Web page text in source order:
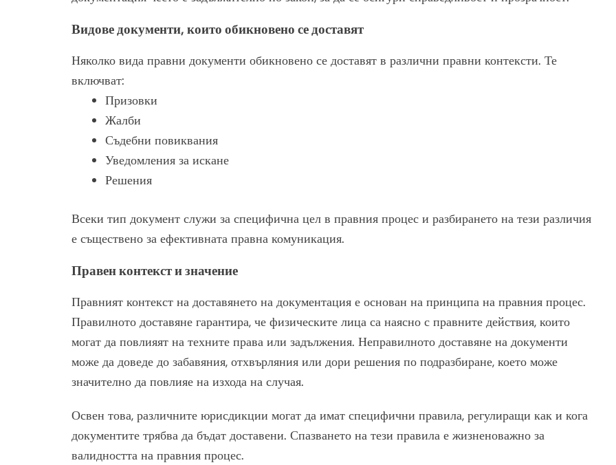
Видове документи, които обикновено се доставят
Няколко вида правни документи обикновено се доставят в различни правни контексти. Те
включват:
Призовки
Жалби
Съдебни повиквания
Уведомления за искане
Решения
Всеки тип документ служи за специфична цел в правния процес и разбирането на тези различия
е съществено за ефективната правна комуникация.
Правен контекст и значение
Правният контекст на доставянето на документация е основан на принципа на правния процес.
Правилното доставяне гарантира, че физическите лица са наясно с правните действия, които
могат да повлияят на техните права или задължения. Неправилното доставяне на документи
може да доведе до забавяния, отхвърляния или дори решения по подразбиране, което може
значително да повлияе на изхода на случая.
Освен това, различните юрисдикции могат да имат специфични правила, регулиращи как и кога
документите трябва да бъдат доставени. Спазването на тези правила е жизненоважно за
валидността на правния процес.